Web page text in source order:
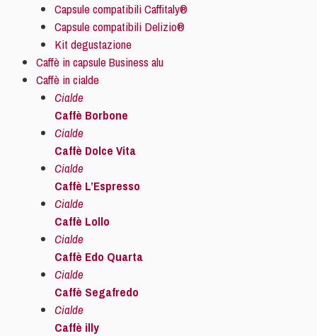
Capsule compatibili Caffitaly®
Capsule compatibili Delizio®
Kit degustazione
Caffè in capsule Business alu
Caffè in cialde
Cialde
Caffè Borbone
Cialde
Caffè Dolce Vita
Cialde
Caffè L’Espresso
Cialde
Caffè Lollo
Cialde
Caffè Edo Quarta
Cialde
Caffè Segafredo
Cialde
Caffè illy